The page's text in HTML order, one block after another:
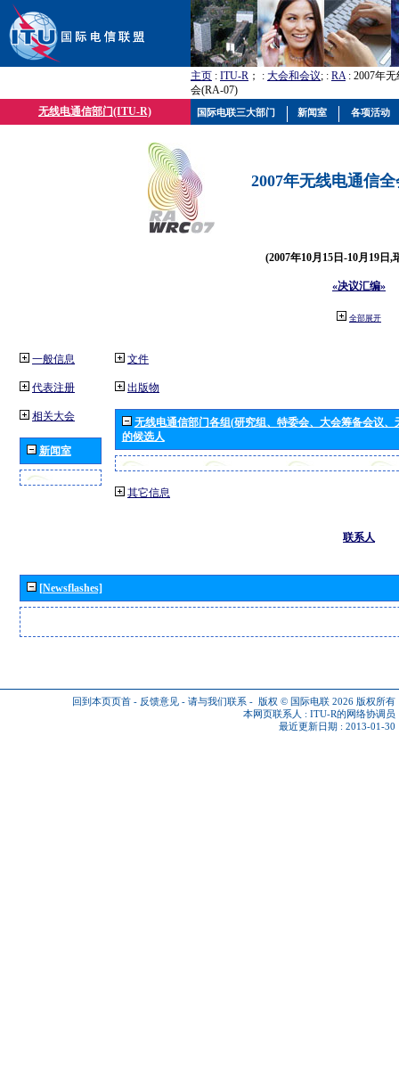
主页 : ITU-R ； : 大会和会议; : RA: 2007年
会(RA-07)
无线电通信部门(ITU-R)
2007年无线电通信
(2007年10月15日-10月19日,
«决议汇编»
全部展开
一般信息
代表注册
相关大会
新闻室
文件
出版物
无线电通信部门各组(研究组、特委会、大会筹备会议
的候选人
其它信息
联系人
[Newsflashes]
回到本页页首 - 反馈意见 - 请与我们联系 - 版权 © 国际电联 2026 版权所有
本网页联系人 : ITU-R的网络协调员
最近更新日期 : 2013-01-30
国际电联三大部门 新闻室 各项活动